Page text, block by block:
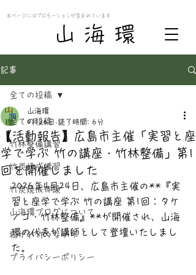
本ページにはプロモーションが含まれています
​山 海 環
記事
全ての投稿
竹林整備講習
竹炭焼成講習
竹炭焼成体験
山海環ブログについて
拡がれ竹つながり
プライバシーポリシー
全ての投稿
【活動報告】広島市主催「実習と座
学で学ぶ 竹の講座・竹林整備」第1
回を開催しました
山海環
4月26日 読了時間: 6分
2026年4月24日、広島市主催の**『実
習と座学で学ぶ 竹の講座 第1回：タケ
ノコ・竹林整備』**が開催され、山海
環の代表が講師として登壇いたしまし
た。